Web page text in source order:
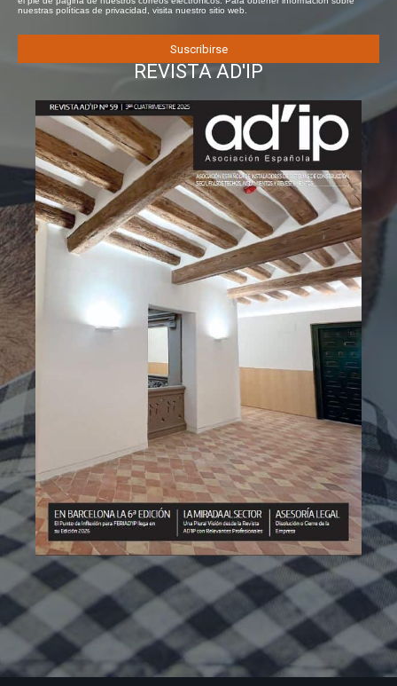
nuestras políticas de privacidad, visita nuestro sitio web.
REVISTA AD'IP